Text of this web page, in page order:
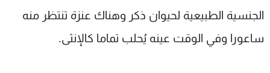
الجنسية الطبيعية لحيوان ذكر وهناك عنزة تنتظر منه
ساعورا وفي الوقت عينه يُحلب تماما كالإنثى.